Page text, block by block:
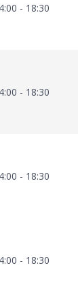
- 18:30
- 18:30
- 18:30
- 18:30